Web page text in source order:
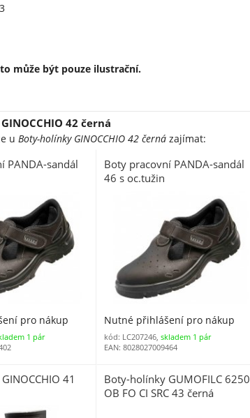
může být pouze ilustrační.
42 černá
u Boty-holínky GINOCCHIO 42 černázajímat:
PANDA-sandál
pro nákup
1 pár
Boty pracovní PANDA-sandál
46 s oc.tužin
Nutné přihlášení pro nákup
kód: LC207246, skladem 1 pár
EAN: 8028027009464
41
Boty-holínky GUMOFILC 6250
OB FO CI SRC 43 černá